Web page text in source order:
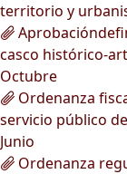
territorio y
casco histórico-
Octubre
Ordenanza
servicio público
Junio
Ordenanza